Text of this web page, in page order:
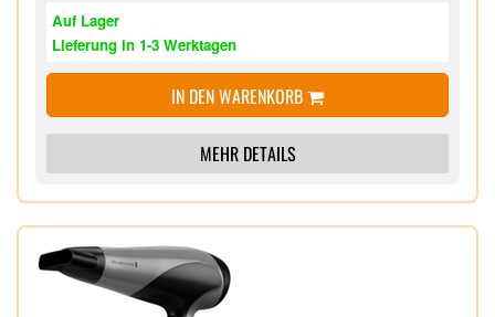
Auf Lager
Lieferung in 1-3 Werktagen
IN DEN WARENKORB
MEHR DETAILS